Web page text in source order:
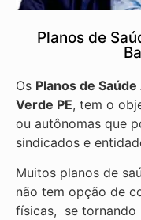
Planos de
Os Planos de
Verde PE, tem o
ou autônomas que
sindicados e
Muitos planos de
não tem opção de
físicas, se tornando